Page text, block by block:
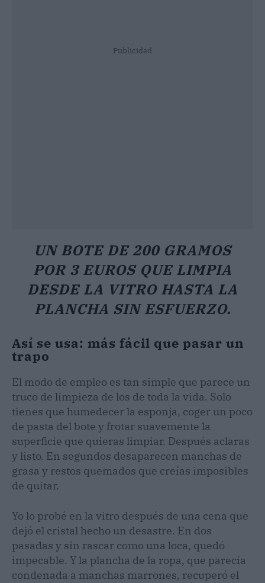
Publicidad
UN BOTE DE 200 GRAMOS
POR 3 EUROS QUE LIMPIA
DESDE LA VITRO HASTA LA
PLANCHA SIN ESFUERZO.
Así se usa: más fácil que pasar un
trapo
El modo de empleo es tan simple que parece un
truco de limpieza de los de toda la vida. Solo
tienes que humedecer la esponja, coger un poco
de pasta del bote y frotar suavemente la
superficie que quieras limpiar. Después aclaras
y listo. En segundos desaparecen manchas de
grasa y restos quemados que creías imposibles
de quitar.
Yo lo probé en la vitro después de una cena que
dejó el cristal hecho un desastre. En dos
pasadas y sin rascar como una loca, quedó
impecable. Y la plancha de la ropa, que parecía
condenada a manchas marrones, recuperó el